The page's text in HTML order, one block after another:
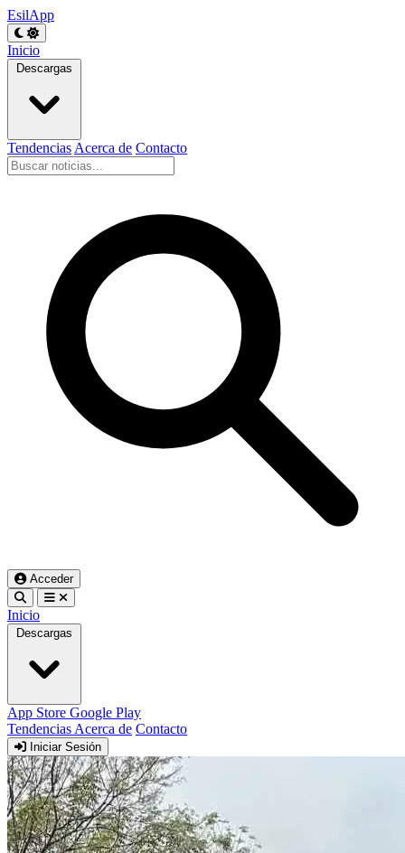
EsilApp
Inicio
Descargas
Tendencias Acerca de Contacto
Acceder
Inicio
Descargas
App Store Google Play
Tendencias Acerca de Contacto
Iniciar Sesión